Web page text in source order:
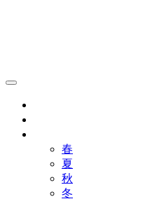
春
夏
秋
冬